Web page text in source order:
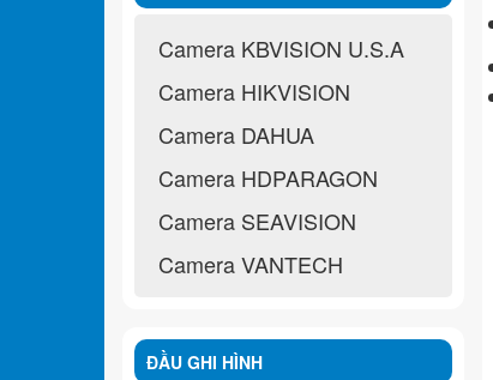
Camera KBVISION U.S.A
Camera HIKVISION
Camera DAHUA
Camera HDPARAGON
Camera SEAVISION
Camera VANTECH
ĐẦU GHI HÌNH